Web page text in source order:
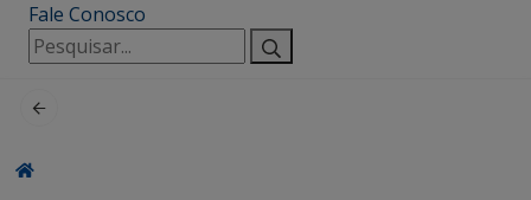
Fale Conosco
Pesquisar
por: